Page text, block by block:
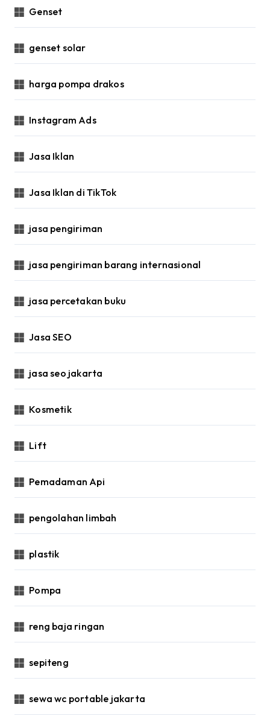
Genset
genset solar
harga pompa drakos
Instagram Ads
Jasa Iklan
Jasa Iklan di TikTok
jasa pengiriman
jasa pengiriman barang internasional
jasa percetakan buku
Jasa SEO
jasa seo jakarta
Kosmetik
Lift
Pemadaman Api
pengolahan limbah
plastik
Pompa
reng baja ringan
sepiteng
sewa wc portable jakarta